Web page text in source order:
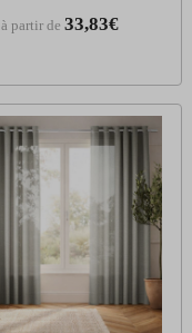
à partir de 33,83€